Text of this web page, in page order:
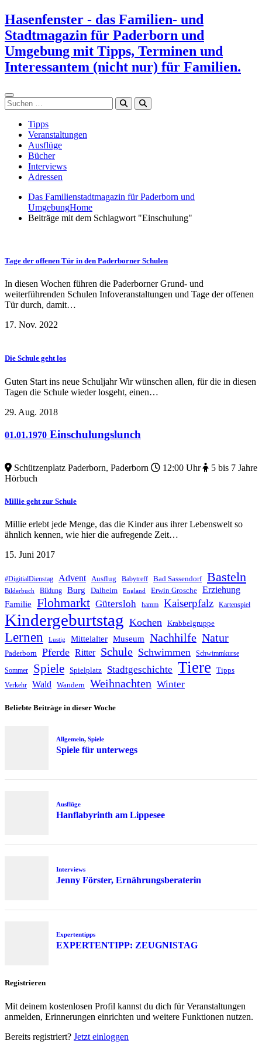
Zum
Inhalt
springen
Hasenfenster - das Familien- und
Stadtmagazin für Paderborn und
Umgebung mit Tipps, Terminen und
Interessantem (nicht nur) für Familien.
Suchen
Tipps
Veranstaltungen
Ausflüge
Bücher
Interviews
Adressen
Das Familienstadtmagazin für Paderborn und
UmgebungHome
Beiträge mit dem Schlagwort "Einschulung"
Tage der offenen Tür in den Paderborner Schulen
In diesen Wochen führen die Paderborner Grund- und
weiterführenden Schulen Infoveranstaltungen und Tage der offenen
Tür durch, damit…
17. Nov. 2022
Die Schule geht los
Guten Start ins neue Schuljahr Wir wünschen allen, für die in diesen
Tagen die Schule wieder losgeht, einen…
29. Aug. 2018
01.01.1970 Einschulungslunch
Schützenplatz Paderborn, Paderborn
12:00 Uhr
5 bis 7 Jahre
Hörbuch
Millie geht zur Schule
Millie erlebt jede Menge, das die Kinder aus ihrer Lebenswelt so
ähnlich kennen, wie hier die aufregende Zeit…
15. Juni 2017
#DigitialDienstag Advent Ausflug Babytreff Bad Sassendorf Basteln
Bilderbuch Bildung Burg Dalheim England Erwin Grosche Erziehung
Familie Flohmarkt Gütersloh hamm Kaiserpfalz Kartenspiel
Kindergeburtstag Kochen Krabbelgruppe
Lernen Lustig Mittelalter Museum Nachhilfe Natur
Paderborn Pferde Ritter Schule Schwimmen Schwimmkurse
Sommer Spiele Spielplatz Stadtgeschichte Tiere Tipps
Verkehr Wald Wandern Weihnachten Winter
Beliebte Beiträge in dieser Woche
Allgemein, Spiele
Spiele für unterwegs
Ausflüge
Hanflabyrinth am Lippesee
Interviews
Jenny Förster, Ernährungsberaterin
Expertentipps
EXPERTENTIPP: ZEUGNISTAG
Registrieren
Mit deinem kostenlosen Profil kannst du dich für Veranstaltungen
anmelden, Erinnerungen einrichten und weitere Funktionen nutzen.
Bereits registriert? Jetzt einloggen